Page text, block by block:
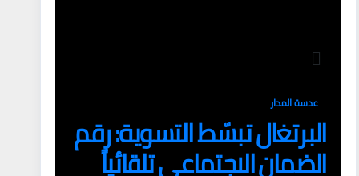
عدسة المدار
البرتغال تبسّط التسوية: رقم
الضمان الاجتماعي تلقائياً